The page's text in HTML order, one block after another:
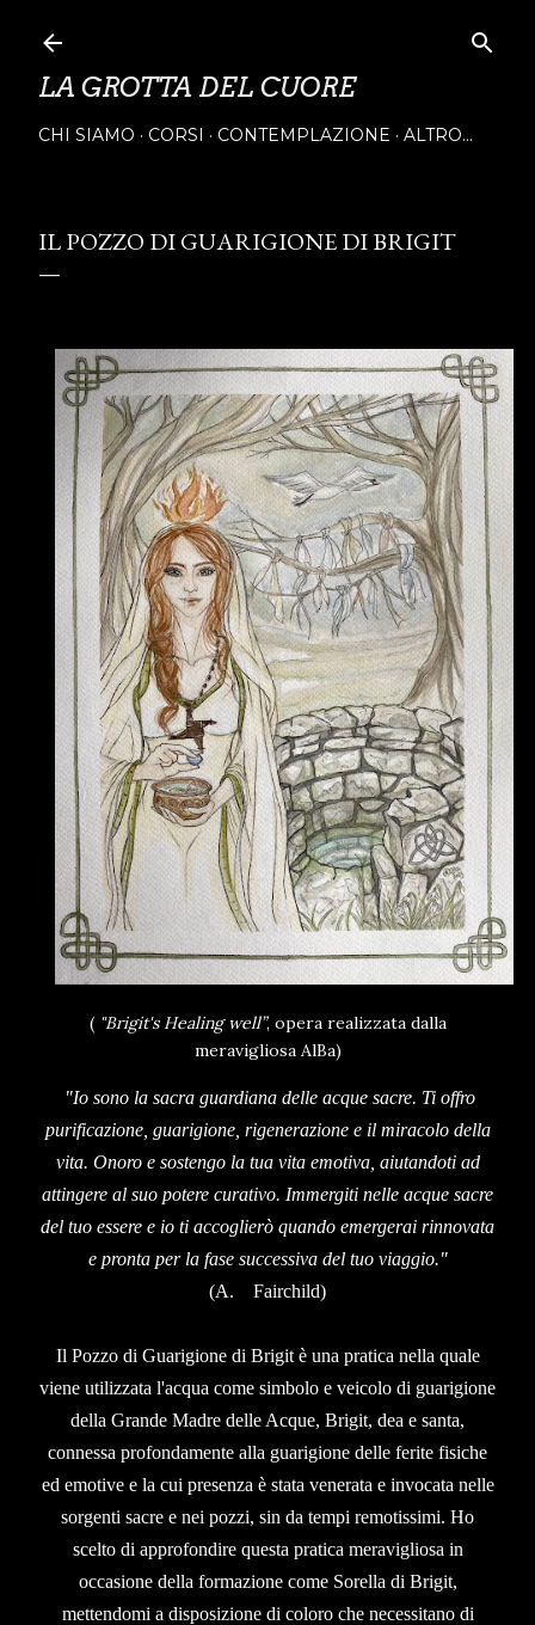
LA GROTTA DEL CUORE
CHI SIAMO CORSI CONTEMPLAZIONE ALTRO…
IL POZZO DI GUARIGIONE DI BRIGIT
( "Brigit's Healing well”, opera realizzata dalla
meravigliosa AlBa)
"Io sono la sacra guardiana delle acque sacre. Ti offro
purificazione, guarigione, rigenerazione e il miracolo della
vita. Onoro e sostengo la tua vita emotiva, aiutandoti ad
attingere al suo potere curativo. Immergiti nelle acque sacre
del tuo essere e io ti accoglierò quando emergerai rinnovata
e pronta per la fase successiva del tuo viaggio."
(A. Fairchild)
Il Pozzo di Guarigione di Brigit è una pratica nella quale
viene utilizzata l'acqua come simbolo e veicolo di guarigione
della Grande Madre delle Acque, Brigit, dea e santa,
connessa profondamente alla guarigione delle ferite fisiche
ed emotive e la cui presenza è stata venerata e invocata nelle
sorgenti sacre e nei pozzi, sin da tempi remotissimi. Ho
scelto di approfondire questa pratica meravigliosa in
occasione della formazione come Sorella di Brigit,
mettendomi a disposizione di coloro che necessitano di